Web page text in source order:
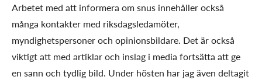
Arbetet med att informera om snus innehåller också
många kontakter med riksdagsledamöter,
myndighetspersoner och opinionsbildare. Det är också
viktigt att med artiklar och inslag i media fortsätta att ge
en sann och tydlig bild. Under hösten har jag även deltagit